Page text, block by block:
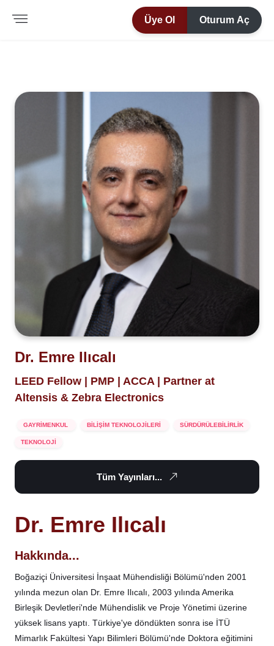
Üye Ol Oturum Aç
Dr. Emre Ilıcalı
LEED Fellow | PMP | ACCA | Partner at
Altensis & Zebra Electronics
GAYRİMENKUL BİLİŞİM TEKNOLOJİLERİ SÜRDÜRÜLEBİLİRLİK
TEKNOLOJİ
Tüm Yayınları...
Dr. Emre Ilıcalı
Hakkında...
Boğaziçi Üniversitesi İnşaat Mühendisliği Bölümü'nden 2001
yılında mezun olan Dr. Emre Ilıcalı, 2003 yılında Amerika
Birleşik Devletleri'nde Mühendislik ve Proje Yönetimi üzerine
yüksek lisans yaptı. Türkiye'ye döndükten sonra ise İTÜ
Mimarlık Fakültesi Yapı Bilimleri Bölümü'nde Doktora eğitimini